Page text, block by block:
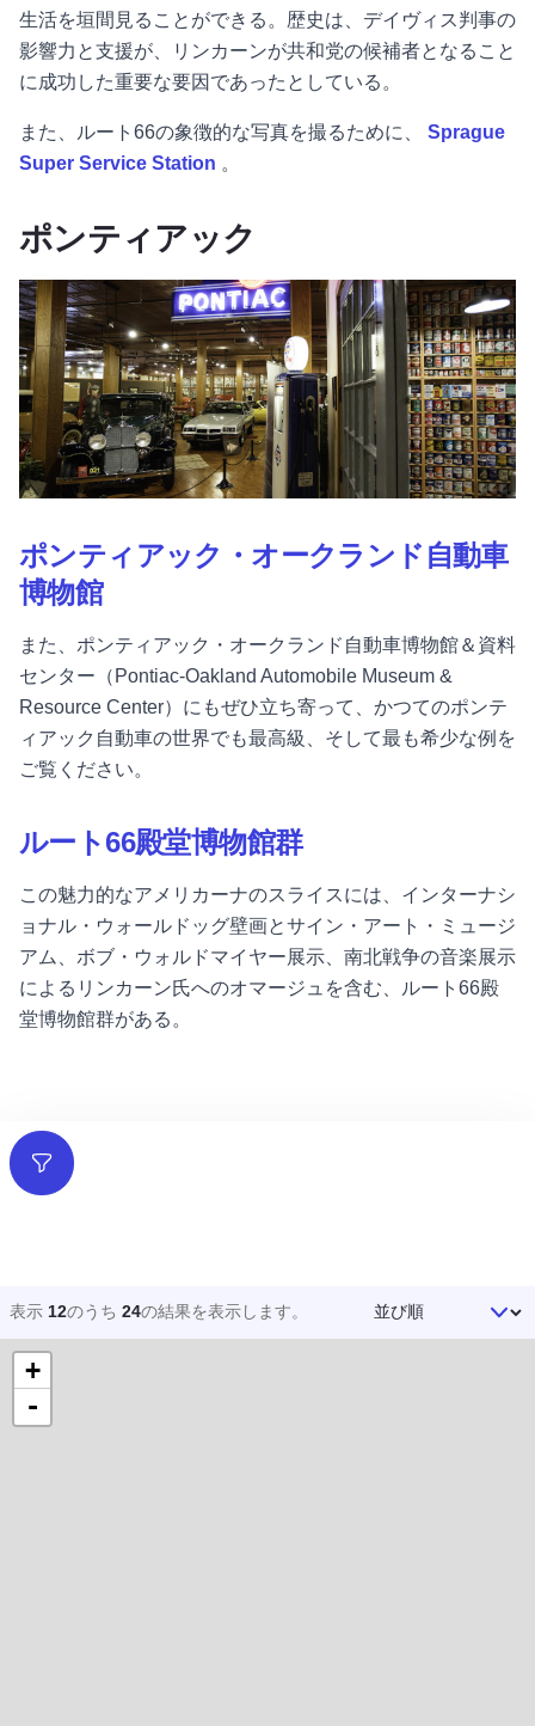
生活を垣間見ることができる。歴史は、デイヴィス判事の
影響力と支援が、リンカーンが共和党の候補者となること
に成功した重要な要因であったとしている。
また、ルート66の象徴的な写真を撮るために、
Sprague
Super Service Station 。
ポンティアック
ポンティアック・オークランド自動車
博物館
また、ポンティアック・オークランド自動車博物館＆資料
センター（Pontiac-Oakland Automobile Museum &
Resource Center）にもぜひ立ち寄って、かつてのポンテ
ィアック自動車の世界でも最高級、そして最も希少な例を
ご覧ください。
ルート66殿堂博物館群
この魅力的なアメリカーナのスライスには、インターナシ
ョナル・ウォールドッグ壁画とサイン・アート・ミュージ
アム、ボブ・ウォルドマイヤー展示、南北戦争の音楽展示
によるリンカーン氏へのオマージュを含む、ルート66殿
堂博物館群がある。
フィルター
表示 12のうち 24の結果を表示します。 並び順
+
-